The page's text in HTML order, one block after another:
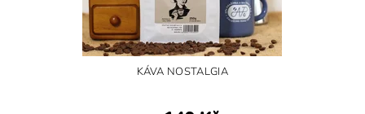
KÁVA NOSTALGIA